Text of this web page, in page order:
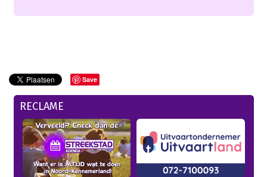
Save
RECLAME